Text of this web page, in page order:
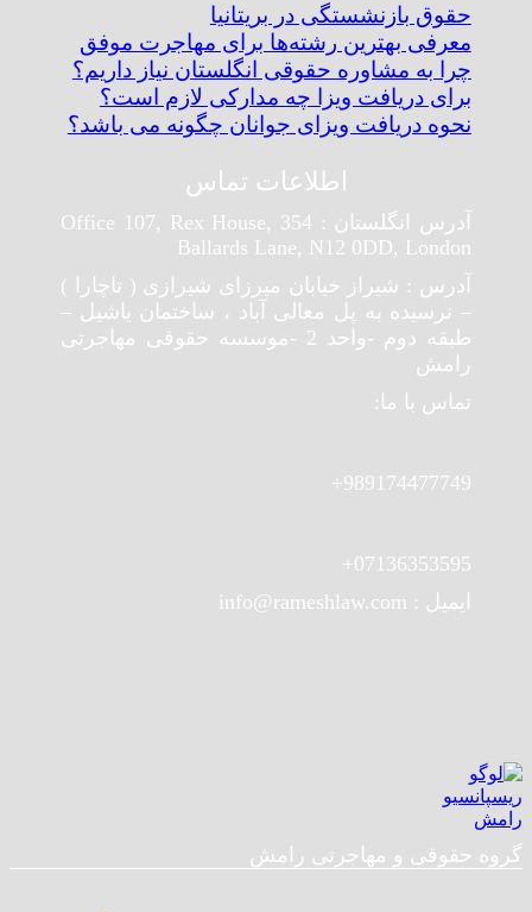
حقوق بازنشستگی در بریتانیا
معرفی بهترین رشته‌ها برای مهاجرت موفق
چرا به مشاوره حقوقی انگلستان نیاز داریم؟
برای دریافت ویزا چه مدارکی لازم است؟
نحوه دریافت ویزای جوانان چگونه می باشد؟
اطلاعات تماس
آدرس انگلستان : Office 107, Rex House, 354
Ballards Lane, N12 0DD, London
آدرس : شیراز خیابان میرزای شیرازی ( تاچارا )
– نرسیده به پل معالی آباد ، ساختمان یاشیل –
طبقه دوم -واحد 2 -موسسه حقوقی مهاجرتی
رامش
تماس با ما:
989174477749+
07136353595+
ایمیل : info@rameshlaw.com
گروه حقوقی و مهاجرتی رامش